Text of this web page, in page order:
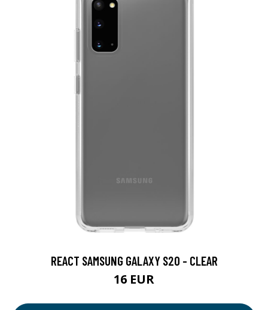
REACT SAMSUNG GALAXY S20 - CLEAR
16 EUR